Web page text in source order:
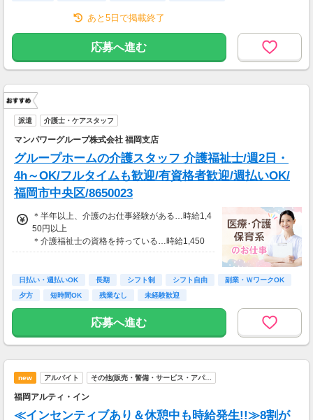
あと5日で掲載終了
応募へ進む
派遣 介護士・ケアスタッフ
マンパワーグループ株式会社 福岡支店
グループホームの介護スタッフ 介護福祉士/週2日・
4h～OK/フルタイムも歓迎/有資格者歓迎/週払いOK/
福岡市中央区/8650023
＊半年以上、介護のお仕事経験がある…時給1,4
50円以上
＊介護福祉士の資格を持っている…時給1,450
円以上
≪収入例≫
◎日勤／経験者の場合
・月収255,200円（日収(1,450*8)円×月22回勤
とも！
※資格手当あり（時給50円～UP/資格の種類に
支払方法：週払い
日払い・週払いOK 長期 シフト制 シフト自由
副業・ＷワークOK
夕方
短時間OK 残業なし 未経験歓迎
応募へ進む
new アルバイト その他(販売・警備・サービス・アパ…
福岡アルティ・イン
≪インセンティブあり＆休憩中も時給発生!!≫8割が